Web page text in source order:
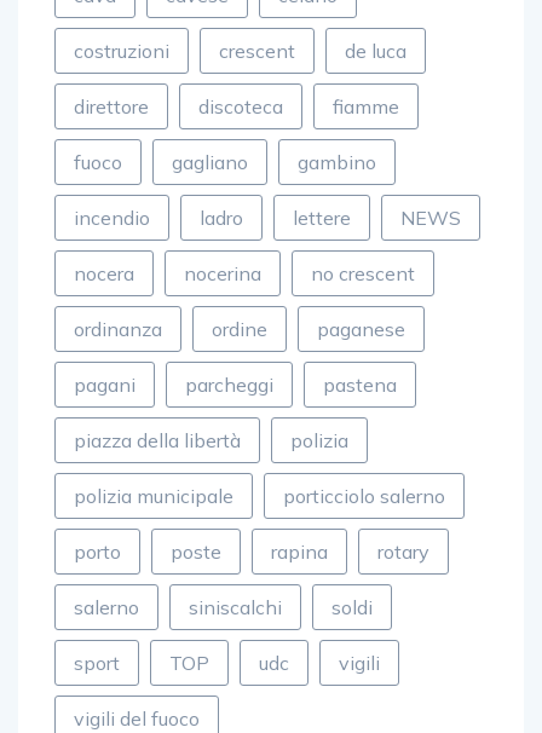
costruzioni crescent de luca
direttore discoteca fiamme
fuoco gagliano gambino
incendio ladro lettere NEWS
nocera nocerina no crescent
ordinanza ordine paganese
pagani parcheggi pastena
piazza della libertà polizia
polizia municipale porticciolo salerno
porto poste rapina rotary
salerno siniscalchi soldi
sport TOP udc vigili
vigili del fuoco